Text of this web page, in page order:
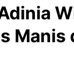
Manis